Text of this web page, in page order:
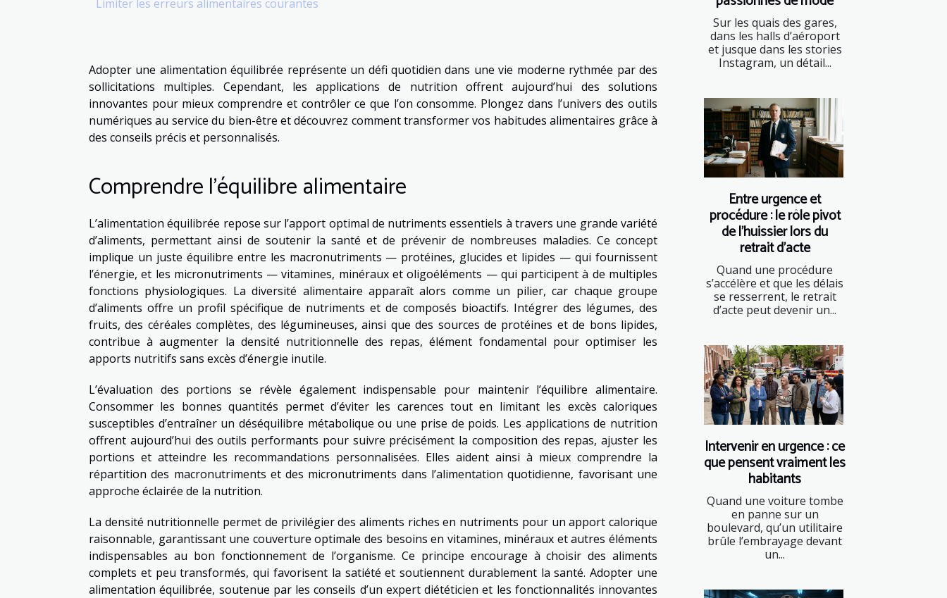
Limiter les erreurs alimentaires courantes
Adopter une alimentation équilibrée représente un défi quotidien dans une vie moderne rythmée par des
sollicitations multiples. Cependant, les applications de nutrition offrent aujourd’hui des solutions
innovantes pour mieux comprendre et contrôler ce que l’on consomme. Plongez dans l’univers des outils
numériques au service du bien-être et découvrez comment transformer vos habitudes alimentaires grâce à
des conseils précis et personnalisés.
Comprendre l’équilibre alimentaire
L’alimentation équilibrée repose sur l’apport optimal de nutriments essentiels à travers une grande variété
d’aliments, permettant ainsi de soutenir la santé et de prévenir de nombreuses maladies. Ce concept
implique un juste équilibre entre les macronutriments — protéines, glucides et lipides — qui fournissent
l’énergie, et les micronutriments — vitamines, minéraux et oligoéléments — qui participent à de multiples
fonctions physiologiques. La diversité alimentaire apparaît alors comme un pilier, car chaque groupe
d’aliments offre un profil spécifique de nutriments et de composés bioactifs. Intégrer des légumes, des
fruits, des céréales complètes, des légumineuses, ainsi que des sources de protéines et de bons lipides,
contribue à augmenter la densité nutritionnelle des repas, élément fondamental pour optimiser les
apports nutritifs sans excès d’énergie inutile.
L’évaluation des portions se révèle également indispensable pour maintenir l’équilibre alimentaire.
Consommer les bonnes quantités permet d’éviter les carences tout en limitant les excès caloriques
susceptibles d’entraîner un déséquilibre métabolique ou une prise de poids. Les applications de nutrition
offrent aujourd’hui des outils performants pour suivre précisément la composition des repas, ajuster les
portions et atteindre les recommandations personnalisées. Elles aident ainsi à mieux comprendre la
répartition des macronutriments et des micronutriments dans l’alimentation quotidienne, favorisant une
approche éclairée de la nutrition.
La densité nutritionnelle permet de privilégier des aliments riches en nutriments pour un apport calorique
raisonnable, garantissant une couverture optimale des besoins en vitamines, minéraux et autres éléments
indispensables au bon fonctionnement de l’organisme. Ce principe encourage à choisir des aliments
complets et peu transformés, qui favorisent la satiété et soutiennent durablement la santé. Adopter une
alimentation équilibrée, soutenue par les conseils d’un expert diététicien et les fonctionnalités innovantes
Sur les quais des gares,
dans les halls d’aéroport
et jusque dans les stories
Instagram, un détail...
Entre urgence et
procédure : le rôle pivot
de l’huissier lors du
retrait d’acte
Quand une procédure
s’accélère et que les délais
se resserrent, le retrait
d’acte peut devenir un...
Intervenir en urgence : ce
que pensent vraiment les
habitants
Quand une voiture tombe
en panne sur un
boulevard, qu’un utilitaire
brûle l’embrayage devant
un...